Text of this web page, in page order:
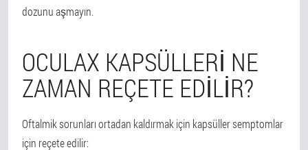
dozunu aşmayın.
OCULAX KAPSÜLLERI NE
ZAMAN REÇETE EDILIR?
Oftalmik sorunları ortadan kaldırmak için kapsüller semptomlar
için reçete edilir: